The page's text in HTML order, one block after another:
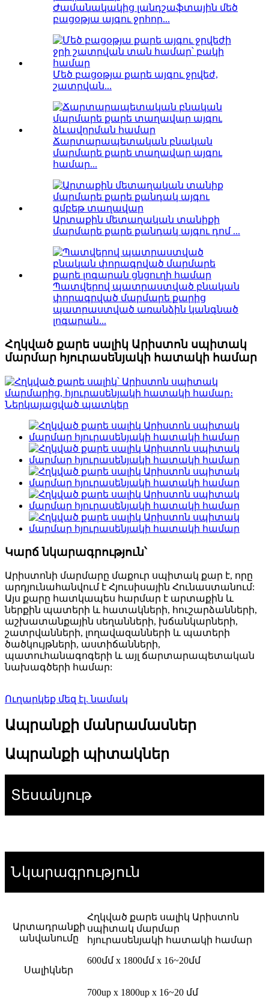
Ժամանակակից լանդշաֆտային մեծ
բացօթյա այգու ջրհոր...
Մեծ բացօթյա քարե այգու ջրվեժ,
շատրվան...
Ճարտարապետական ​​բնական
մարմարե քարե տաղավար այգու
համար...
Արտաքին մետաղական տանիքի
մարմարե քարե քանդակ այգու դոմ ...
Պատվերով պատրաստված բնական
փորագրված մարմարե քարից
պատրաստված առանձին կանգնած
լոգարան...
Հղկված քարե սալիկ Արիստոն սպիտակ
մարմար հյուրասենյակի հատակի համար
Կարճ նկարագրություն՝
Արիստոնի մարմարը մաքուր սպիտակ քար է, որը
արդյունահանվում է Հյուսիսային Հունաստանում:
Այս քարը հատկապես հարմար է արտաքին և
ներքին պատերի և հատակների, հուշարձանների,
աշխատանքային սեղանների, խճանկարների,
շատրվանների, լողավազանների և պատերի
ծածկույթների, աստիճանների,
պատուհանագոգերի և այլ ճարտարապետական ​​
նախագծերի համար:
Ուղարկեք մեզ էլ. նամակ
Ապրանքի մանրամասներ
Ապրանքի պիտակներ
Տեսանյութ
Նկարագրություն
Արտադրանքի
անվանումը
Հղկված քարե սալիկ Արիստոն
սպիտակ մարմար
հյուրասենյակի հատակի համար
Սալիկներ
600մմ x 1800մմ x 16~20մմ
700up x 1800up x 16~20 մմ